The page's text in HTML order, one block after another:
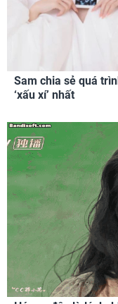
Sam chia sẻ quá
‘xấu xí’ nhất